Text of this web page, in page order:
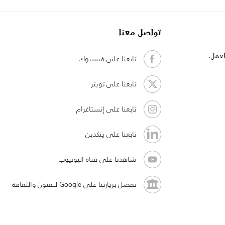
تواصل معنا
تابعنا على فيسبوك
تابعنا على تويتر
تابعنا على إنستاغرام
تابعنا على ينكدين
شاهدنا على قناة اليوتيوب
تفضل بزيارتنا على Google للفنون والثقافة